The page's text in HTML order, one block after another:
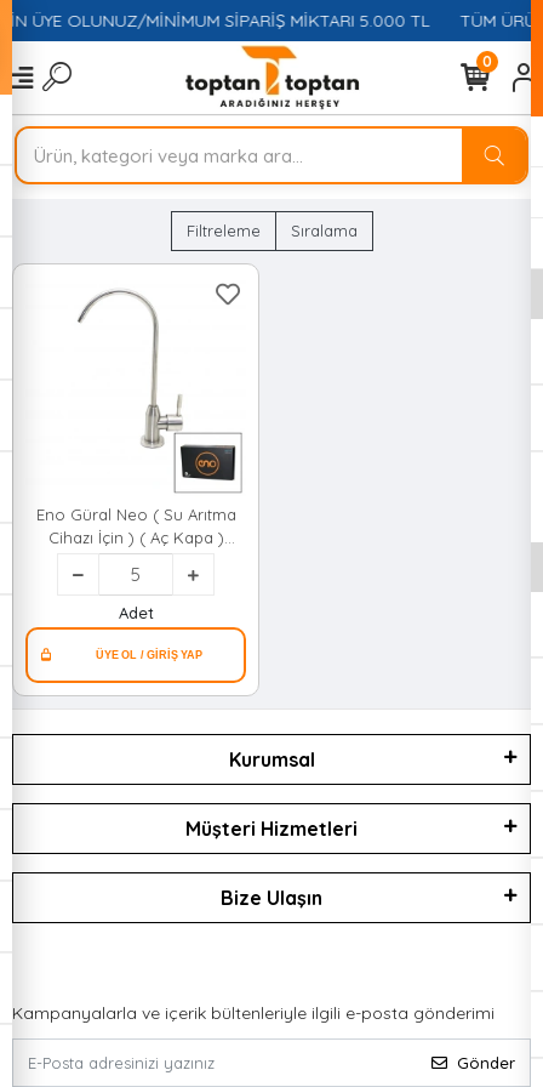
ÜYE OLUNUZ/MİNİMUM SİPARİŞ MİKTARI 5.000 TL TÜM
0
Filtreleme Sıralama
Eno Güral Neo ( Su Arıtma
Cihazı İçin ) ( Aç Kapa )
Musluk*5x12
Adet
Kurumsal
Müşteri Hizmetleri
Bize Ulaşın
Kampanyalarla ve içerik bültenleriyle ilgili e-posta gönderimi
Gönder